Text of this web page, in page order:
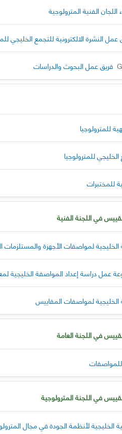
اللجان الفنية المترولوجية
عمل النشرة الالكترونية للتجمع الخليجي
فريق عمل البحوث والدراسات
للمترولوجيا
للمترولوجيا
للمختبرات
في اللجنة الفنية
الخليجية لمواصفات الأجهزة والمستلزمات
عمل دراسة إعداد المواصفة الخليجية
الخليجية لمواصفات المقاييس
في اللجنة العامة
للمواصفات
في اللجنة المترولوجية
الخليجية لأنظمة الجودة في مجال